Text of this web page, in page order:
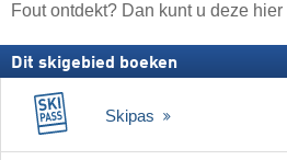
Fout ontdekt? Dan kunt u deze hier
Dit skigebied boeken
Skipas